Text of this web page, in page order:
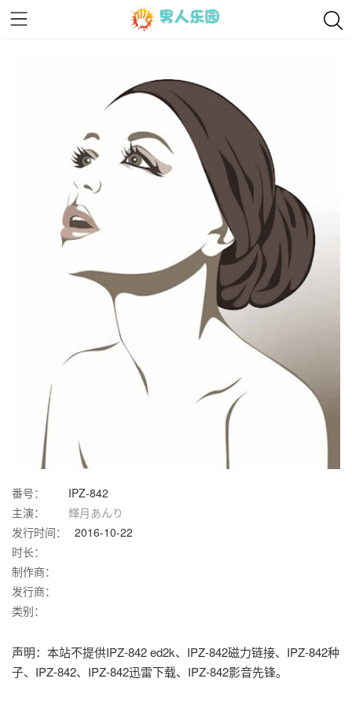
番号：
IPZ-842
主演：
輝月あんり
发行时间：
2016-10-22
时长：
制作商：
发行商：
类别：
声明：本站不提供IPZ-842 ed2k、IPZ-842磁力链接、IPZ-842种
子、IPZ-842、IPZ-842迅雷下载、IPZ-842影音先锋。